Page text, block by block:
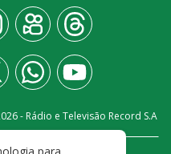
- Rádio e Televisão Record S.A